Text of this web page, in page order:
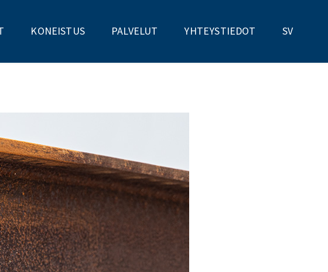
KONEISTUS PALVELUT YHTEYSTIEDOT SV